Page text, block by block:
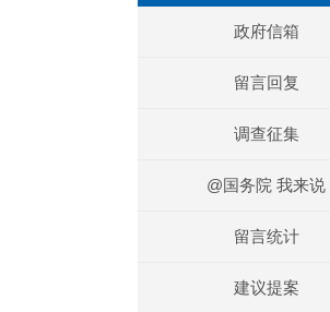
政府信箱
留言回复
调查征集
@国务院 我来说
留言统计
建议提案